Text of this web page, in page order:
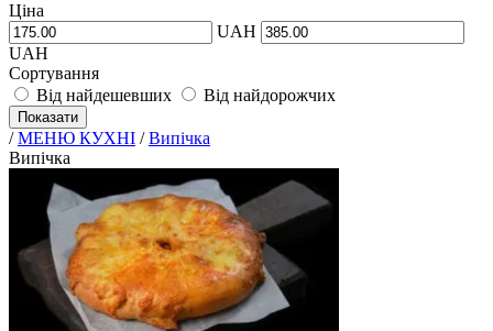
Ціна
UAH
UAH
Сортування
Від найдешевших
Від найдорожчих
Показати
/ МЕНЮ КУХНІ / Випічка
Випічка